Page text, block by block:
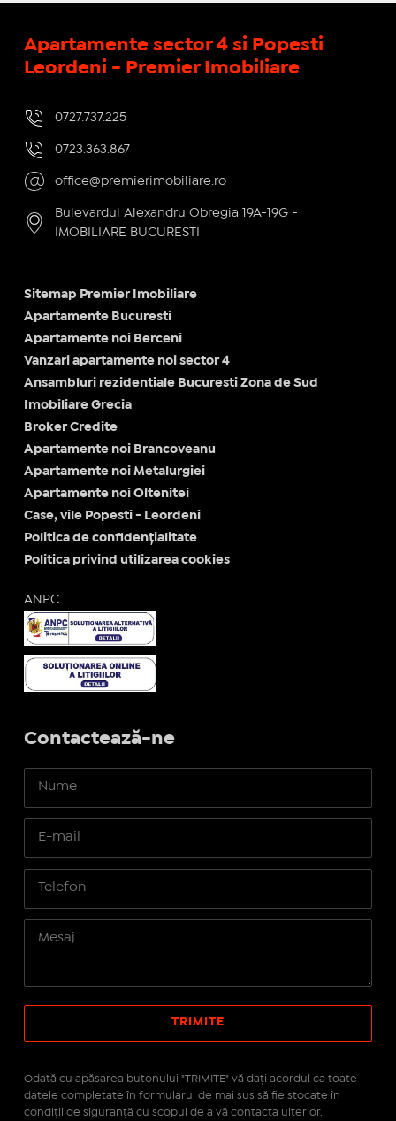
Apartamente sector 4 si Popesti
Leordeni - Premier Imobiliare
0727.737.225
0723.363.867
office@premierimobiliare.ro
Bulevardul Alexandru Obregia 19A-19G -
IMOBILIARE BUCURESTI
Sitemap Premier Imobiliare
Apartamente Bucuresti
Apartamente noi Berceni
Vanzari apartamente noi sector 4
Ansambluri rezidentiale Bucuresti Zona de Sud
Imobiliare Grecia
Broker Credite
Apartamente noi Brancoveanu
Apartamente noi Metalurgiei
Apartamente noi Oltenitei
Case, vile Popesti - Leordeni
Politica de confidențialitate
Politica privind utilizarea cookies
ANPC
Contactează-ne
Odată cu apăsarea butonului "TRIMITE" vă daţi acordul ca toate
datele completate în formularul de mai sus să fie stocate în
condiţii de siguranţă cu scopul de a vă contacta ulterior.